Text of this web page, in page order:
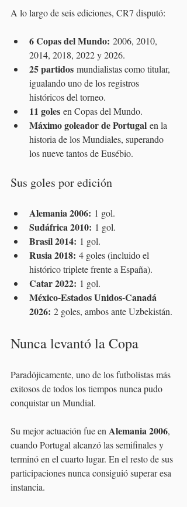
A lo largo de seis ediciones, CR7 disputó:
6 Copas del Mundo: 2006, 2010,
2014, 2018, 2022 y 2026.
25 partidos mundialistas como titular,
igualando uno de los registros
históricos del torneo.
11 goles en Copas del Mundo.
Máximo goleador de Portugal en la
historia de los Mundiales, superando
los nueve tantos de Eusébio.
Sus goles por edición
Alemania 2006: 1 gol.
Sudáfrica 2010: 1 gol.
Brasil 2014: 1 gol.
Rusia 2018: 4 goles (incluido el
histórico triplete frente a España).
Catar 2022: 1 gol.
México-Estados Unidos-Canadá
2026: 2 goles, ambos ante Uzbekistán.
Nunca levantó la Copa
Paradójicamente, uno de los futbolistas más
exitosos de todos los tiempos nunca pudo
conquistar un Mundial.
Su mejor actuación fue en Alemania 2006,
cuando Portugal alcanzó las semifinales y
terminó en el cuarto lugar. En el resto de sus
participaciones nunca consiguió superar esa
instancia.